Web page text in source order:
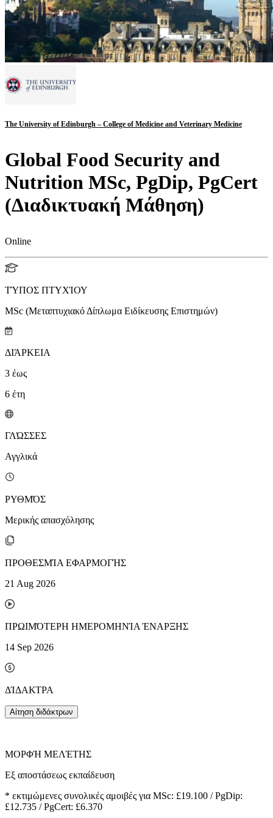
The University of Edinburgh – College of Medicine and Veterinary Medicine
Global Food Security and
Nutrition MSc, PgDip, PgCert
(Διαδικτυακή Μάθηση)
Online
ΤΎΠΟΣ ΠΤΥΧΊΟΥ
MSc (Μεταπτυχιακό Δίπλωμα Ειδίκευσης Επιστημών)
ΔΙΆΡΚΕΙΑ
3 έως
6 έτη
ΓΛΏΣΣΕΣ
Αγγλικά
ΡΥΘΜΌΣ
Μερικής απασχόλησης
ΠΡΟΘΕΣΜΊΑ ΕΦΑΡΜΟΓΉΣ
21 Aug 2026
ΠΡΩΙΜΌΤΕΡΗ ΗΜΕΡΟΜΗΝΊΑ ΈΝΑΡΞΗΣ
14 Sep 2026
ΔΊΔΑΚΤΡΑ
Αίτηση διδάκτρων
ΜΟΡΦΉ ΜΕΛΈΤΗΣ
Εξ αποστάσεως εκπαίδευση
* εκτιμώμενες συνολικές αμοιβές για MSc: £19.100 / PgDip:
£12.735 / PgCert: £6.370